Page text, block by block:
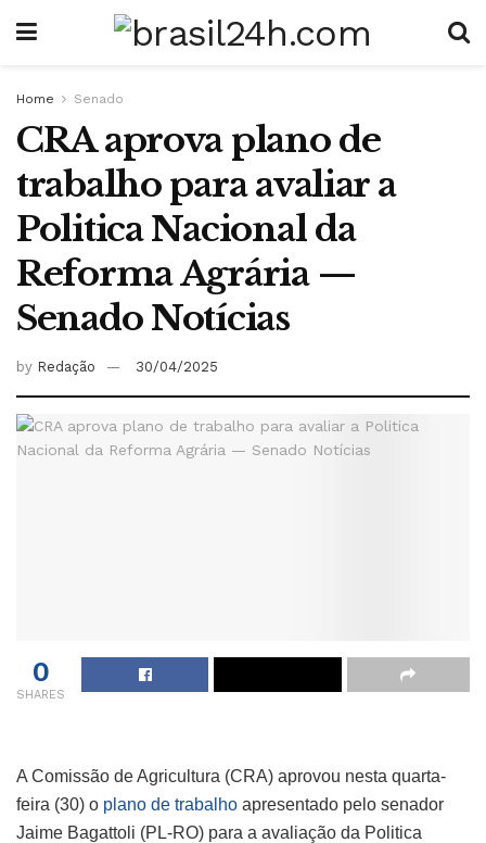
Home Senado
CRA aprova plano de
trabalho para avaliar a
Politica Nacional da
Reforma Agrária —
Senado Notícias
by Redação 30/04/2025
0
SHARES
A Comissão de Agricultura (CRA) aprovou nesta quarta-
feira (30) o plano de trabalho apresentado pelo senador
Jaime Bagattoli (PL-RO) para a avaliação da Politica